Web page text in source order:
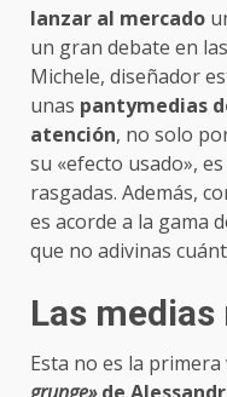
lanzar al mercado
un gran debate en
Michele, diseñador
unas pantymedias
atención, no solo
su «efecto usado»,
rasgadas. Además,
es acorde a la gama
que no adivinas
Las
Esta no es la primera